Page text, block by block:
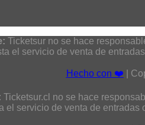
Ticketsur no se hace
el servicio de venta de
Hecho con ❤️ |
Ticketsur.cl no se hace
el servicio de venta de